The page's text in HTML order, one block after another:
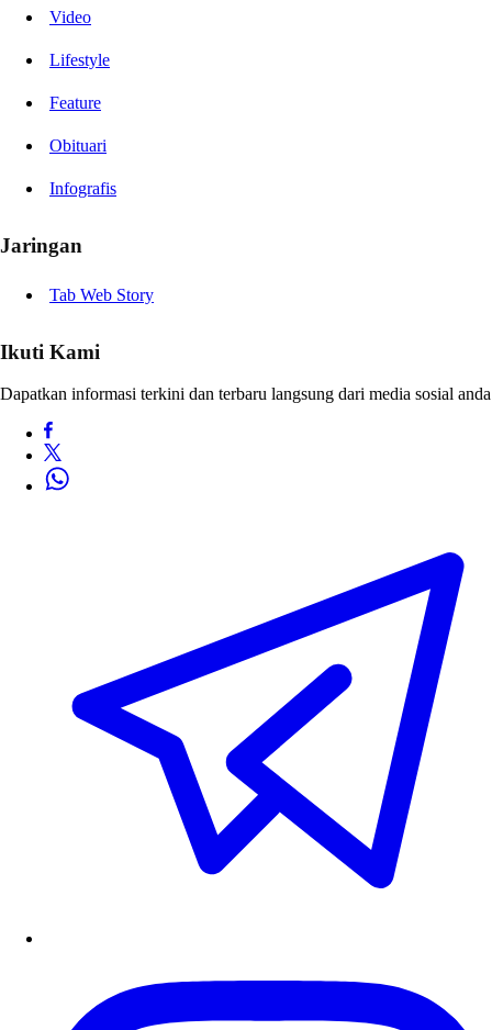
Video
Lifestyle
Feature
Obituari
Infografis
Jaringan
Tab Web Story
Ikuti Kami
Dapatkan informasi terkini dan terbaru langsung dari media sosial anda